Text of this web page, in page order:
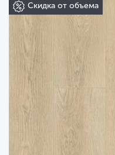
Скидка от объема